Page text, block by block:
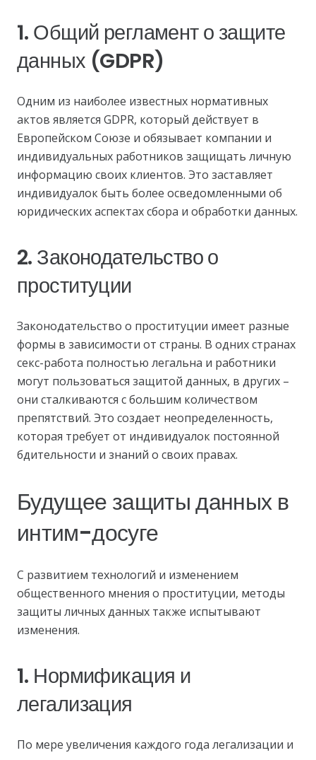
1. Общий регламент о защите
данных (GDPR)
Одним из наиболее известных нормативных
актов является GDPR, который действует в
Европейском Союзе и обязывает компании и
индивидуальных работников защищать личную
информацию своих клиентов. Это заставляет
индивидуалок быть более осведомленными об
юридических аспектах сбора и обработки данных.
2. Законодательство о
проституции
Законодательство о проституции имеет разные
формы в зависимости от страны. В одних странах
секс-работа полностью легальна и работники
могут пользоваться защитой данных, в других –
они сталкиваются с большим количеством
препятствий. Это создает неопределенность,
которая требует от индивидуалок постоянной
бдительности и знаний о своих правах.
Будущее защиты данных в
интим-досуге
С развитием технологий и изменением
общественного мнения о проституции, методы
защиты личных данных также испытывают
изменения.
1. Нормификация и
легализация
По мере увеличения каждого года легализации и